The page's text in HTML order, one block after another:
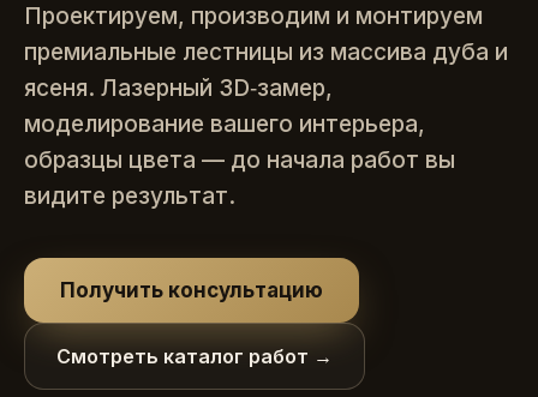
Проектируем, производим и монтируем
премиальные лестницы из массива дуба и
ясеня. Лазерный 3D‑замер,
моделирование вашего интерьера,
образцы цвета — до начала работ вы
видите результат.
Получить консультацию
Смотреть каталог работ →